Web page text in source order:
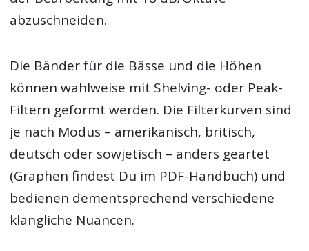
abzuschneiden.
Die Bänder für die Bässe und die Höhen
können wahlweise mit Shelving- oder Peak-
Filtern geformt werden. Die Filterkurven sind
je nach Modus – amerikanisch, britisch,
deutsch oder sowjetisch – anders geartet
(Graphen findest Du im PDF-Handbuch) und
bedienen dementsprechend verschiedene
klangliche Nuancen.